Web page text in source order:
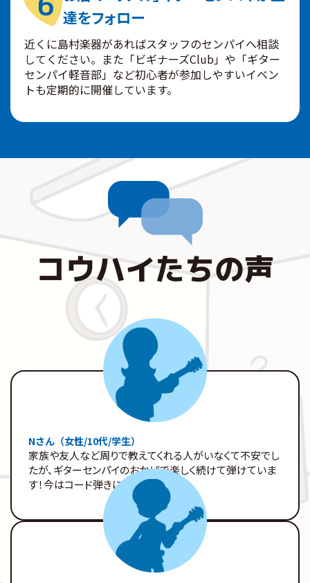
達をフォロー
近くに島村楽器があればスタッフのセンパイへ相談
してください。また「ビギナーズClub」や「ギター
センパイ軽音部」など初心者が参加しやすいイベン
トも定期的に開催しています。
コウハイたちの声
Nさん（女性/10代/学生）
家族や友人など周りで教えてくれる人がいなくて不安でし
たが、ギターセンパイのおかげで楽しく続けて弾けていま
す！今はコード弾きに挑戦中です！